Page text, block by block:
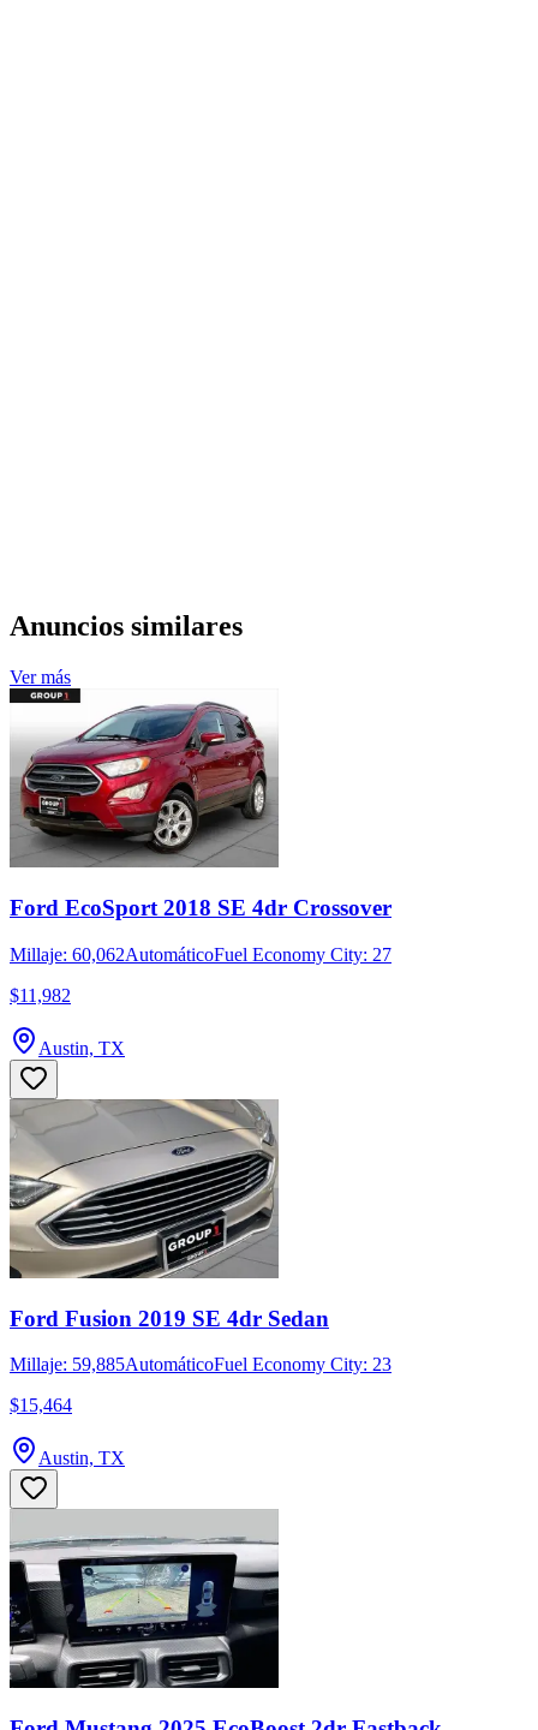
Anuncios similares
Ver más
Ford EcoSport 2018 SE 4dr Crossover
Millaje: 60,062AutomáticoFuel Economy City: 27
$11,982
Austin, TX
Ford Fusion 2019 SE 4dr Sedan
Millaje: 59,885AutomáticoFuel Economy City: 23
$15,464
Austin, TX